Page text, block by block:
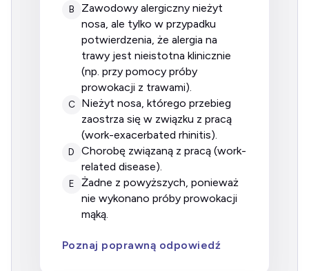
B
zawodowy alergiczny nieżyt
nosa, ale tylko w przypadku
potwierdzenia, że alergia na
trawy jest nieistotna klinicznie
(np. przy pomocy próby
prowokacji z trawami).
C
nieżyt nosa, którego przebieg
zaostrza się w związku z pracą
(work-exacerbated rhinitis).
D
chorobę związaną z pracą (work-
related disease).
E
żadne z powyższych, ponieważ
nie wykonano próby prowokacji
mąką.
Poznaj poprawną odpowiedź